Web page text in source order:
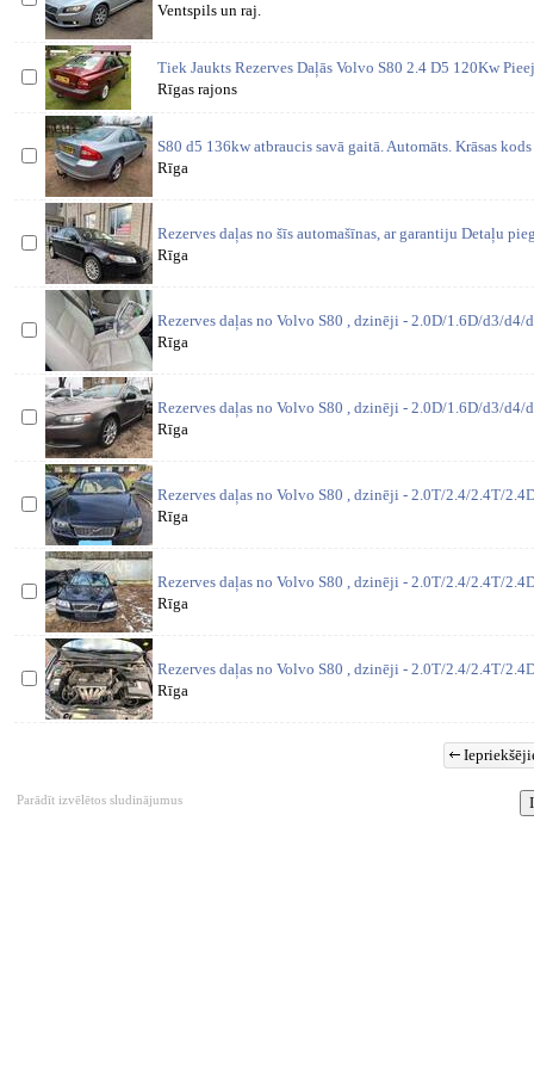
Ventspils un raj.
Tiek Jaukts Rezerves Daļās Volvo S80 2.4 D5 120Kw
Rīgas rajons
S80 d5 136kw atbraucis savā gaitā. Automāts. Krāsas
Rīga
Rezerves daļas no šīs automašīnas, ar garantiju Detaļu
Rīga
Rezerves daļas no Volvo S80 , dzinēji - 2.0D/1.6D/d3/d4/
Rīga
Rezerves daļas no Volvo S80 , dzinēji - 2.0D/1.6D/d3/d4/
Rīga
Rezerves daļas no Volvo S80 , dzinēji - 2.0T/2.4/2.4T/
Rīga
Rezerves daļas no Volvo S80 , dzinēji - 2.0T/2.4/2.4T/
Rīga
Rezerves daļas no Volvo S80 , dzinēji - 2.0T/2.4/2.4T/
Rīga
Parādīt izvēlētos sludinājumus